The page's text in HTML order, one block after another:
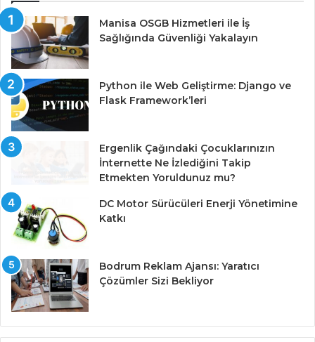
Manisa OSGB Hizmetleri ile İş
Sağlığında Güvenliği Yakalayın
Python ile Web Geliştirme: Django ve
Flask Framework’leri
Ergenlik Çağındaki Çocuklarınızın
İnternette Ne İzlediğini Takip
Etmekten Yoruldunuz mu?
DC Motor Sürücüleri Enerji Yönetimine
Katkı
Bodrum Reklam Ajansı: Yaratıcı
Çözümler Sizi Bekliyor